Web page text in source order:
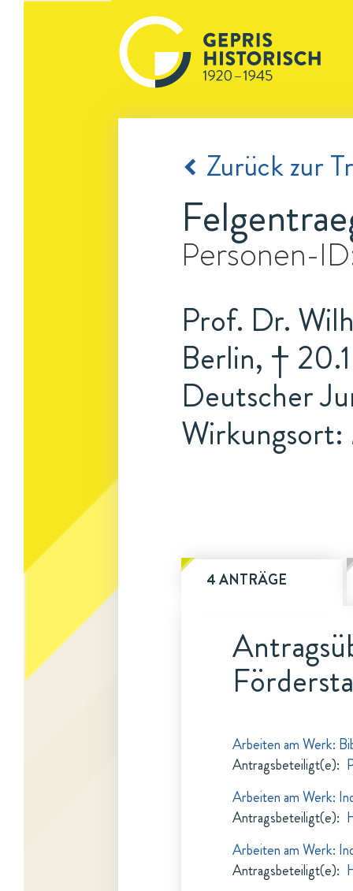
Zurück zur
Personen-
Prof. Dr.
Berlin, †
Deutscher
4 ANTRÄGE
Arbeiten am Werk:
Antragsbeteiligt(e):
Arbeiten am Werk:
Antragsbeteiligt(e):
Arbeiten am Werk:
Antragsbeteiligt(e):